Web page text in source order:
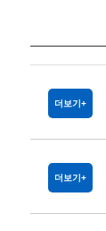
더보기
더보기